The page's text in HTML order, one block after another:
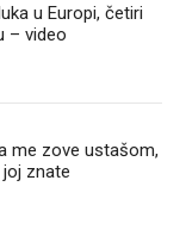
u Europi, četiri
– video
me zove ustašom,
znate